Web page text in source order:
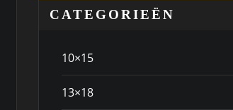
CATEGORIEËN
10×15
13×18